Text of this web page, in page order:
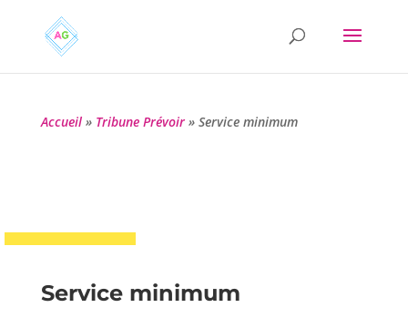
Accueil» Tribune Prévoir» Service minimum
Service minimum